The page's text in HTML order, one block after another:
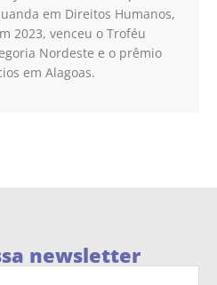
em Direitos Humanos,
2023, venceu o Troféu
Nordeste e o prêmio
em Alagoas.
newsletter